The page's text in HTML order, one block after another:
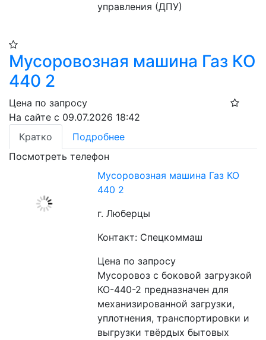
управления (ДПУ)
Мусоровозная машина Газ КО
440 2
Цена по запросу
На сайте с 09.07.2026 18:42
Кратко
Подробнее
Посмотреть телефон
Мусоровозная машина Газ КО
440 2
г. Люберцы
Контакт: Спецкоммаш
Цена по запросу
Мусоровоз с боковой загрузкой
КО-440-2 предназначен для
механизированной загрузки,
уплотнения, транспортировки и
выгрузки твёрдых бытовых